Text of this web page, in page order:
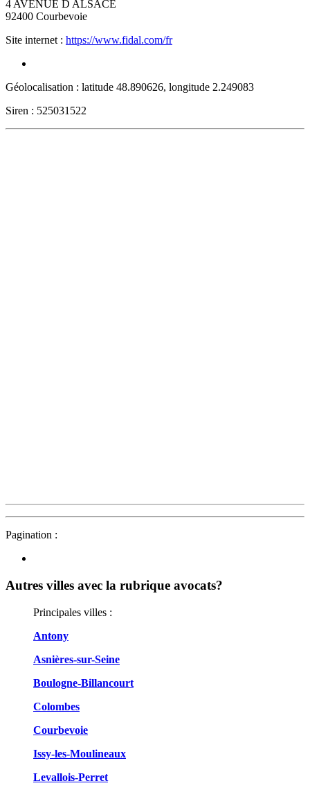
4 AVENUE D ALSACE
92400 Courbevoie
Site internet : https://www.fidal.com/fr
Géolocalisation : latitude 48.890626, longitude 2.249083
Siren : 525031522
Pagination :
Autres villes avec la rubrique avocats?
Principales villes :
Antony
Asnières-sur-Seine
Boulogne-Billancourt
Colombes
Courbevoie
Issy-les-Moulineaux
Levallois-Perret